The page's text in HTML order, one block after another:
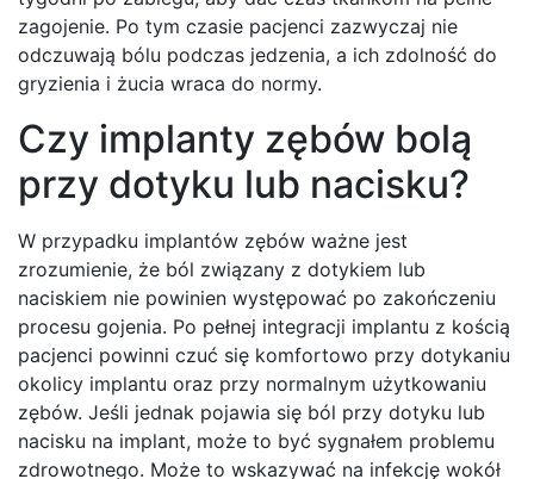
zagojenie. Po tym czasie pacjenci zazwyczaj nie
odczuwają bólu podczas jedzenia, a ich zdolność do
gryzienia i żucia wraca do normy.
Czy implanty zębów bolą
przy dotyku lub nacisku?
W przypadku implantów zębów ważne jest
zrozumienie, że ból związany z dotykiem lub
naciskiem nie powinien występować po zakończeniu
procesu gojenia. Po pełnej integracji implantu z kością
pacjenci powinni czuć się komfortowo przy dotykaniu
okolicy implantu oraz przy normalnym użytkowaniu
zębów. Jeśli jednak pojawia się ból przy dotyku lub
nacisku na implant, może to być sygnałem problemu
zdrowotnego. Może to wskazywać na infekcję wokół